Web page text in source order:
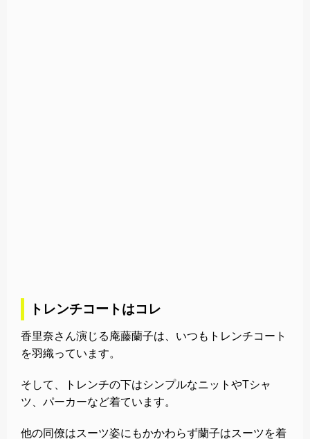
トレンチコートはコレ
香里奈さん演じる庵藤蘭子は、いつもトレンチコート
を羽織っています。
そして、トレンチの下はシンプルなニットやTシャ
ツ、パーカーなど着ています。
他の同僚はスーツ姿にもかかわらず蘭子はスーツを着